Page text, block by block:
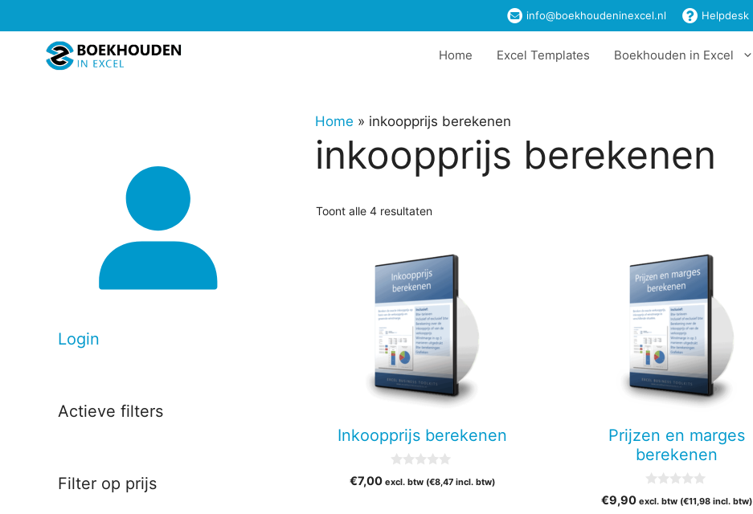
naar
info@boekhoudeninexcel.nl Helpdesk
Home Excel Templates Boekhouden in Excel
Home » inkoopprijs berekenen
inkoopprijs berekenen
Toont alle 4 resultaten
Inkoopprijs berekenen
v
€7,00 excl. btw (€8,47incl. btw)
Prijzen en marges
berekenen
v
€9,90 excl. btw (€11,98incl. btw)
Login
Actieve filters
Filter op prijs